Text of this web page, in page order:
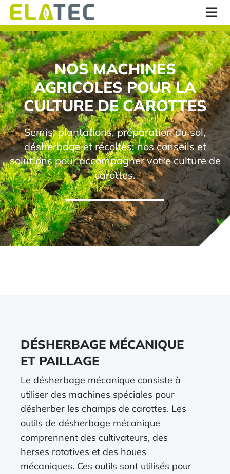
NOS MACHINES
AGRICOLES POUR LA
CULTURE DE CAROTTES
Semis, plantations, préparation du sol,
désherbage et récoltes: nos conseils et
solutions pour accompagner votre culture de
carottes.
DÉSHERBAGE MÉCANIQUE
ET PAILLAGE
Le désherbage mécanique consiste à
utiliser des machines spéciales pour
désherber les champs de carottes. Les
outils de désherbage mécanique
comprennent des cultivateurs, des
herses rotatives et des houes
mécaniques. Ces outils sont utilisés pour